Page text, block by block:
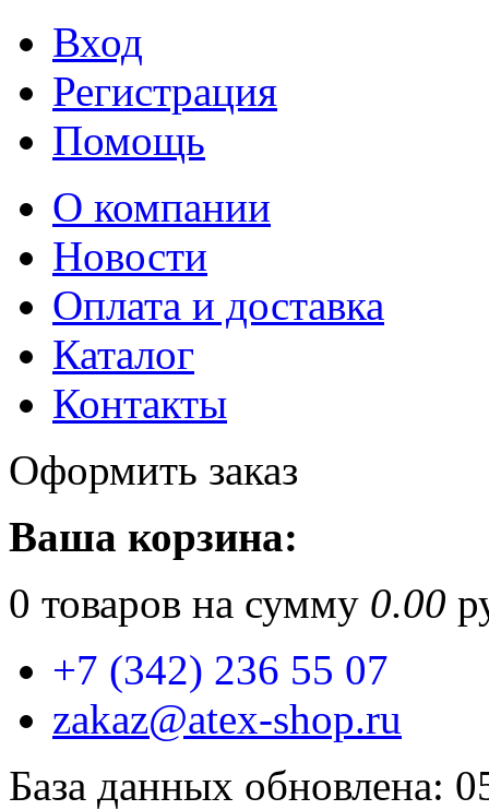
Вход
Регистрация
Помощь
О компании
Новости
Оплата и доставка
Каталог
Контакты
Оформить заказ
Ваша корзина:
0 товаров на сумму 0.00
+7 (342) 236 55 07
zakaz@atex-shop.ru
База данных обновлена: